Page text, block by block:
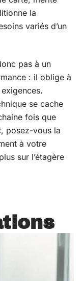
la
variés d’un
pas à un
: il oblige à
se cache
fois que
posez-vous la
à votre
sur l’étagère